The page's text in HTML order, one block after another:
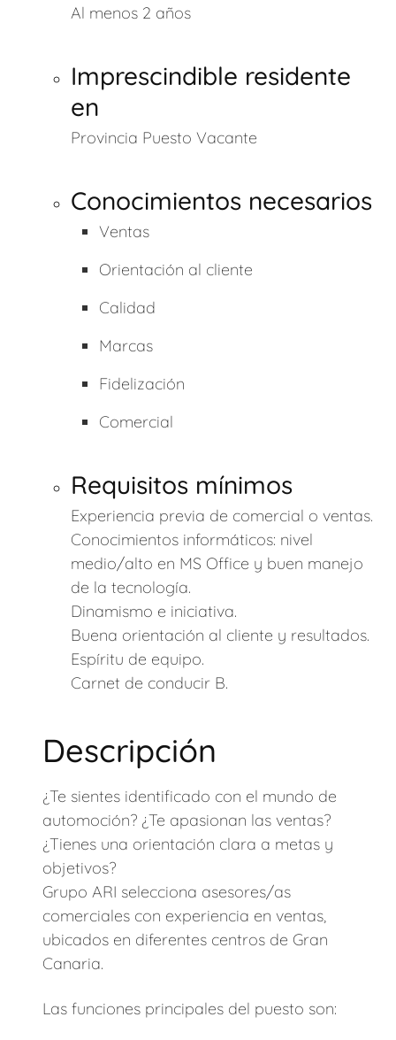
Al menos 2 años
Imprescindible residente
en
Provincia Puesto Vacante
Conocimientos necesarios
Ventas
Orientación al cliente
Calidad
Marcas
Fidelización
Comercial
Requisitos mínimos
Experiencia previa de comercial o ventas.
Conocimientos informáticos: nivel
medio/alto en MS Office y buen manejo
de la tecnología.
Dinamismo e iniciativa.
Buena orientación al cliente y resultados.
Espíritu de equipo.
Carnet de conducir B.
Descripción
¿Te sientes identificado con el mundo de
automoción? ¿Te apasionan las ventas?
¿Tienes una orientación clara a metas y
objetivos?
Grupo ARI selecciona asesores/as
comerciales con experiencia en ventas,
ubicados en diferentes centros de Gran
Canaria.
Las funciones principales del puesto son: